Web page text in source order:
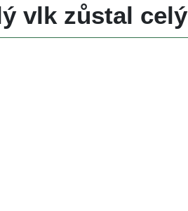
vlk zůstal celý